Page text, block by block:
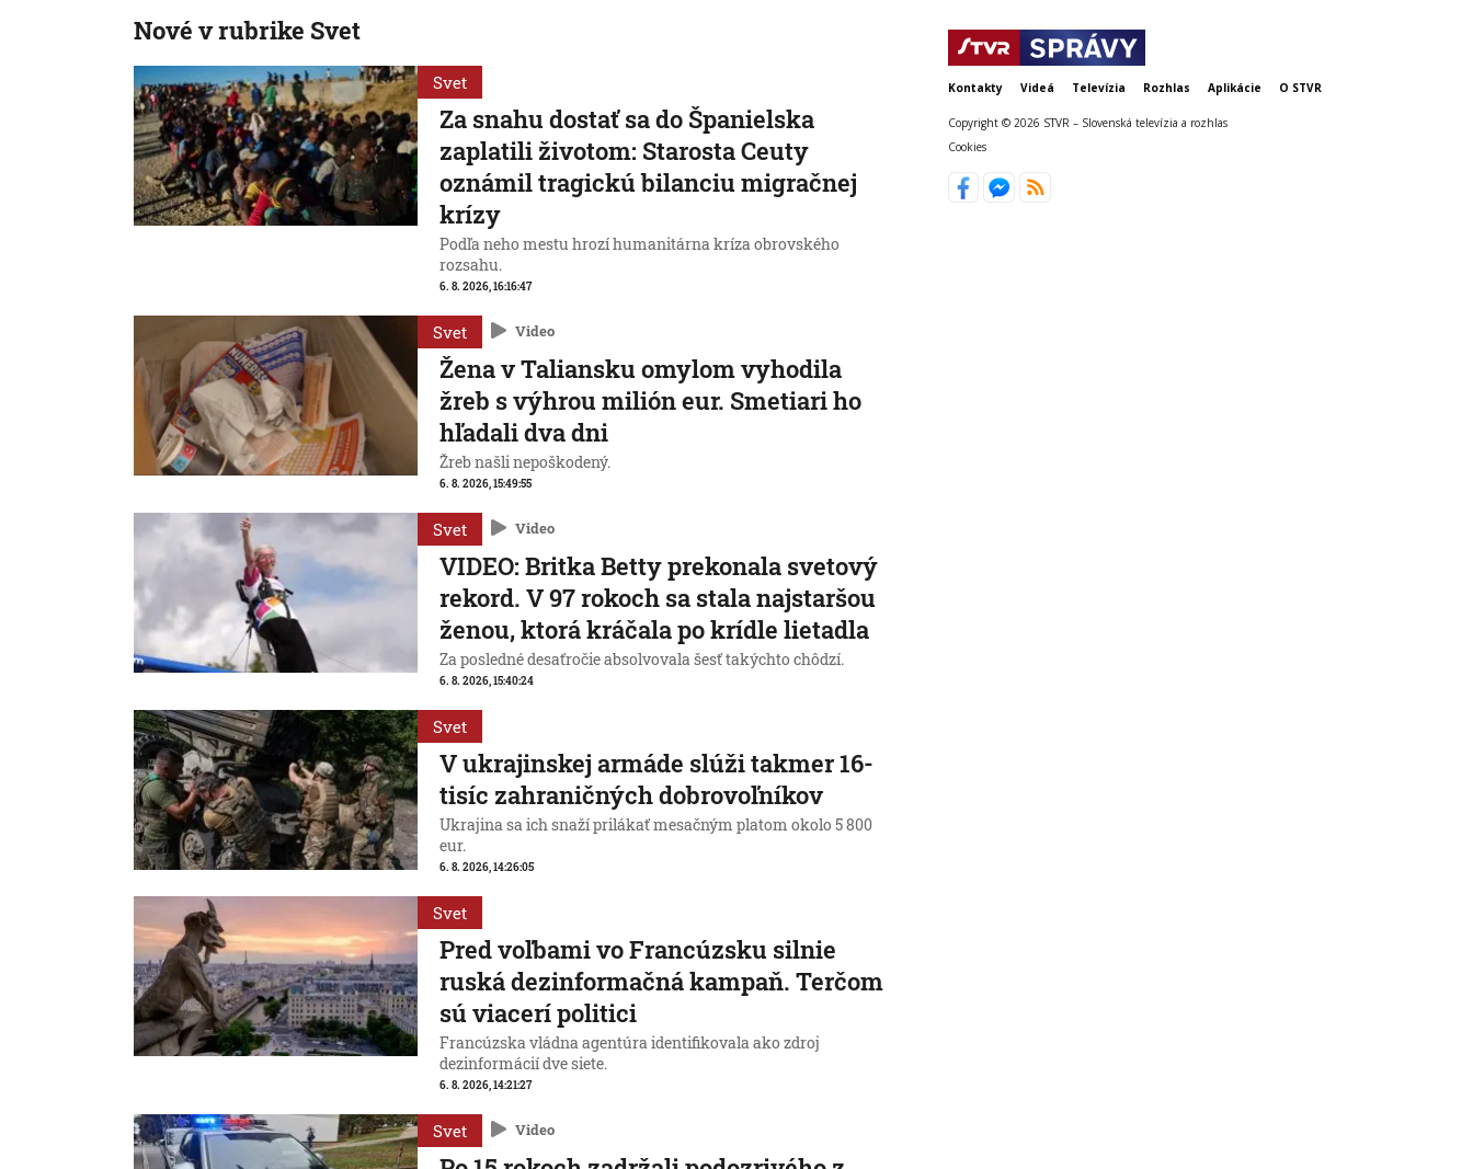
Nové v rubrike Svet
Svet
Za snahu dostať sa do Španielska
zaplatili životom: Starosta Ceuty
oznámil tragickú bilanciu migračnej
krízy
Podľa neho mestu hrozí humanitárna kríza obrovského
rozsahu.
6. 8. 2026, 16:16:47
Svet Video
Žena v Taliansku omylom vyhodila
žreb s výhrou milión eur. Smetiari ho
hľadali dva dni
Žreb našli nepoškodený.
6. 8. 2026, 15:49:55
Svet Video
VIDEO: Britka Betty prekonala svetový
rekord. V 97 rokoch sa stala najstaršou
ženou, ktorá kráčala po krídle lietadla
Za posledné desaťročie absolvovala šesť takýchto chôdzí.
6. 8. 2026, 15:40:24
Svet
V ukrajinskej armáde slúži takmer 16-
tisíc zahraničných dobrovoľníkov
Ukrajina sa ich snaží prilákať mesačným platom okolo 5 800
eur.
6. 8. 2026, 14:26:05
Svet
Pred voľbami vo Francúzsku silnie
ruská dezinformačná kampaň. Terčom
sú viacerí politici
Francúzska vládna agentúra identifikovala ako zdroj
dezinformácií dve siete.
6. 8. 2026, 14:21:27
Svet Video
Kontakty Videá Televízia Rozhlas Aplikácie O STVR
Copyright © 2026 STVR – Slovenská televízia a rozhlas
Cookies